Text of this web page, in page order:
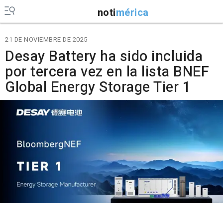
notimérica
21 DE NOVIEMBRE DE 2025
Desay Battery ha sido incluida
por tercera vez en la lista BNEF
Global Energy Storage Tier 1